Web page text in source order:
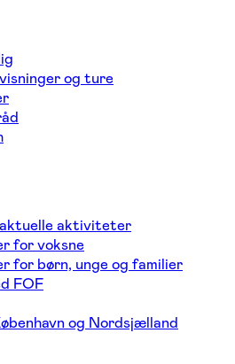
og ture
aktiviteter
for voksne
for børn, unge og familier
FOF
og Nordsjælland